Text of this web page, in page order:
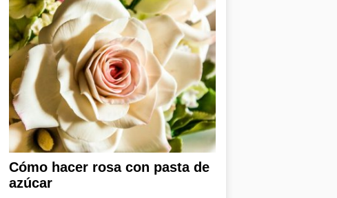
Cómo hacer rosa con pasta de
azúcar